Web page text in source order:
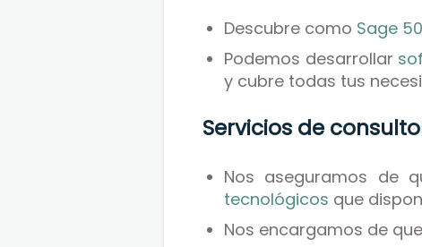
Descubre como Sage 50
Podemos desarrollar
y cubre todas tus
Servicios de
Nos aseguramos de
tecnológicos que
Nos encargamos de que